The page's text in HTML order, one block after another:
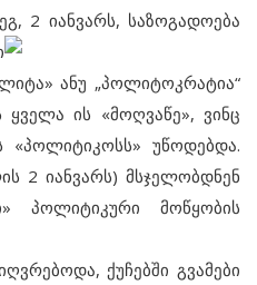
2 იანვარს, საზოგადოება
ანუ „პოლიტოკრატია“
ყველა ის «მოღვაწე», ვინც
უწოდებდა.
2 იანვარს) მსჯელობდნენ
პოლიტიკური მოწყობის
ქუჩებში გვამები